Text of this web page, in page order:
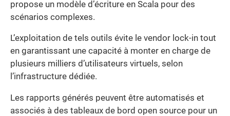
propose un modèle d’écriture en Scala pour des
scénarios complexes.
L’exploitation de tels outils évite le vendor lock-in tout
en garantissant une capacité à monter en charge de
plusieurs milliers d’utilisateurs virtuels, selon
l’infrastructure dédiée.
Les rapports générés peuvent être automatisés et
associés à des tableaux de bord open source pour un